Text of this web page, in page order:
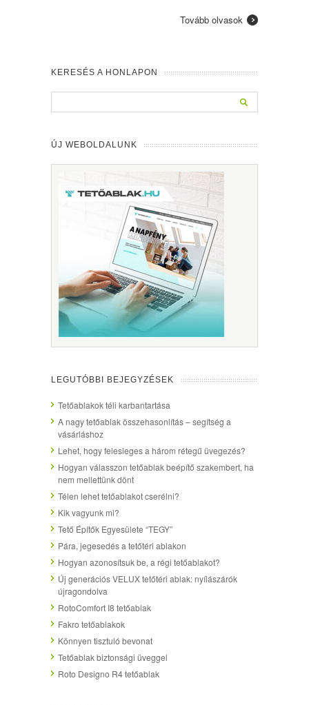
Tovább olvasok
KERESÉS A HONLAPON
ÚJ WEBOLDALUNK
LEGUTÓBBI BEJEGYZÉSEK
Tetőablakok téli karbantartása
A nagy tetőablak összehasonlítás – segítség a
vásárláshoz
Lehet, hogy felesleges a három rétegű üvegezés?
Hogyan válasszon tetőablak beépítő szakembert, ha
nem mellettünk dönt
Télen lehet tetőablakot cserélni?
Kik vagyunk mi?
Tető Építők Egyesülete “TEGY”
Pára, jegesedés a tetőtéri ablakon
Hogyan azonosítsuk be, a régi tetőablakot?
Új generációs VELUX tetőtéri ablak: nyílászárók
újragondolva
RotoComfort I8 tetőablak
Fakro tetőablakok
Könnyen tisztuló bevonat
Tetőablak biztonsági üveggel
Roto Designo R4 tetőablak